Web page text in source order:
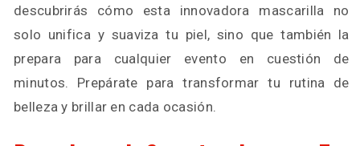
descubrirás cómo esta innovadora mascarilla no
solo unifica y suaviza tu piel, sino que también la
prepara para cualquier evento en cuestión de
minutos. Prepárate para transformar tu rutina de
belleza y brillar en cada ocasión.